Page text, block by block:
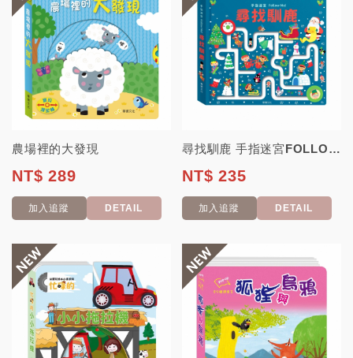
農場裡的大發現
NT$ 289
加入追蹤 DETAIL
尋找馴鹿 手指迷宮FOLLOW ME系列
NT$ 235
加入追蹤 DETAIL